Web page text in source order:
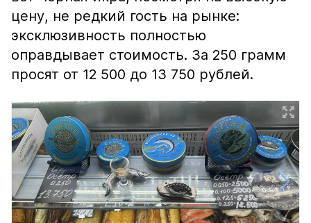
цену, не редкий гость на рынке:
эксклюзивность полностью
оправдывает стоимость. За 250 грамм
просят от 12 500 до 13 750 рублей.